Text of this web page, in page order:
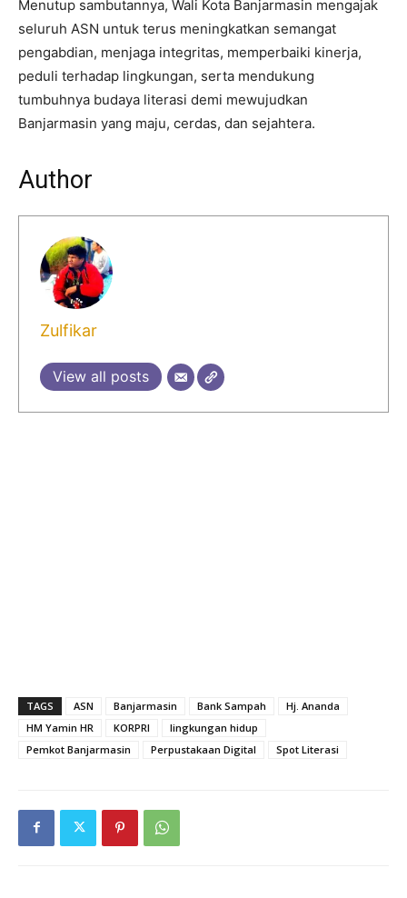
Menutup sambutannya, Wali Kota Banjarmasin mengajak
seluruh ASN untuk terus meningkatkan semangat
pengabdian, menjaga integritas, memperbaiki kinerja,
peduli terhadap lingkungan, serta mendukung
tumbuhnya budaya literasi demi mewujudkan
Banjarmasin yang maju, cerdas, dan sejahtera.
Author
Zulfikar
View all posts
TAGS ASN Banjarmasin Bank Sampah
Hj. Ananda
HM Yamin HR
KORPRI
lingkungan hidup
Pemkot Banjarmasin
Perpustakaan Digital Spot Literasi